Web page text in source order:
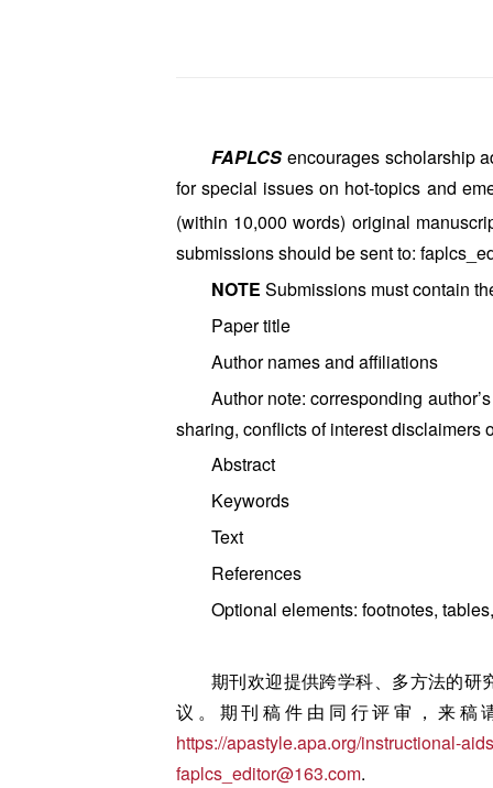
FAPLCS encourages scholarship
for special issues on hot-topics and
(within 10,000 words) original
submissions should be sent to:
NOTE Submissions must contain
Paper title
Author names and affiliations
Author note: corresponding
sharing, conflicts of interest disclaimers
Abstract
Keywords
Text
References
Optional elements: footnotes,
期刊欢迎提供跨学科、多方法的研
议。期刊稿件由同行评审，来稿
https://apastyle.apa.org/instructional-
faplcs_editor@163.com.